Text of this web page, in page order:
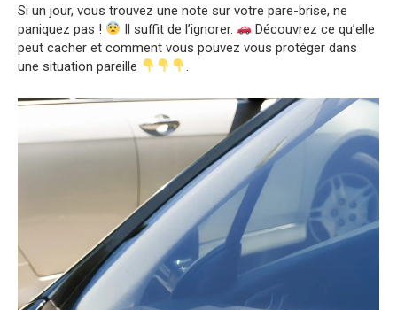
Si un jour, vous trouvez une note sur votre pare-brise, ne
paniquez pas !
Il suffit de l’ignorer.
Découvrez ce qu’elle
peut cacher et comment vous pouvez vous protéger dans
une situation pareille
.